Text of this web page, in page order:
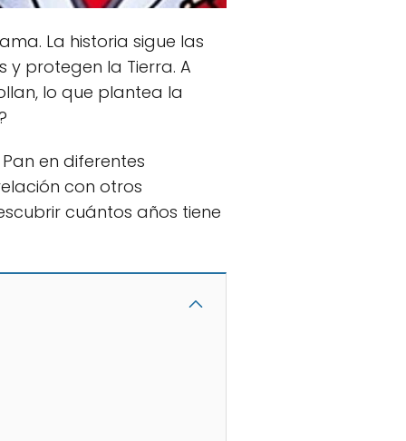
La historia sigue las
protegen la Tierra. A
lo que plantea la
en diferentes
con otros
cuántos años tiene